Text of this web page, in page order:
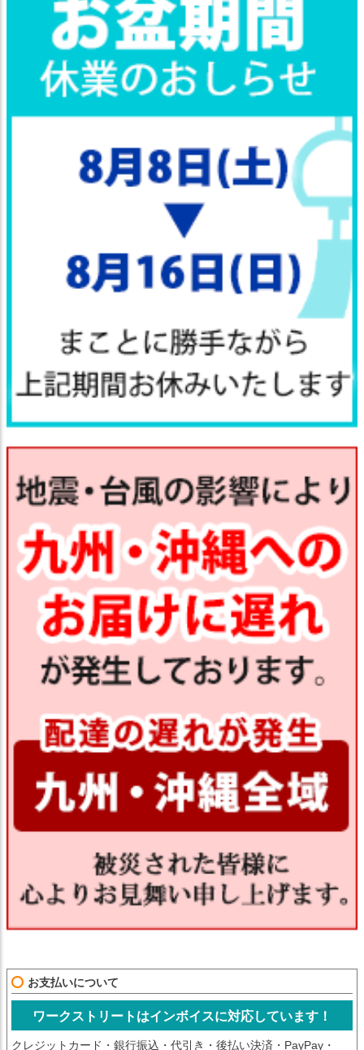
お支払いについて
ワークストリートはインボイスに対応しています！
クレジットカード・銀行振込・代引き・後払い決済・PayPay・